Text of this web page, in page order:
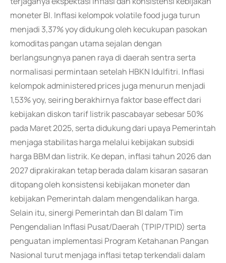
moneter BI. Inflasi kelompok volatile food juga turun
menjadi 3,37% yoy didukung oleh kecukupan pasokan
komoditas pangan utama sejalan dengan
berlangsungnya panen raya di daerah sentra serta
normalisasi permintaan setelah HBKN Idulfitri. Inflasi
kelompok administered prices juga menurun menjadi
1,53% yoy, seiring berakhirnya faktor base effect dari
kebijakan diskon tarif listrik pascabayar sebesar 50%
pada Maret 2025, serta didukung dari upaya Pemerintah
menjaga stabilitas harga melalui kebijakan subsidi
harga BBM dan listrik. Ke depan, inflasi tahun 2026 dan
2027 diprakirakan tetap berada dalam kisaran sasaran
ditopang oleh konsistensi kebijakan moneter dan
kebijakan Pemerintah dalam mengendalikan harga.
Selain itu, sinergi Pemerintah dan BI dalam Tim
Pengendalian Inflasi Pusat/Daerah (TPIP/TPID) serta
penguatan implementasi Program Ketahanan Pangan
Nasional turut menjaga inflasi tetap terkendali dalam